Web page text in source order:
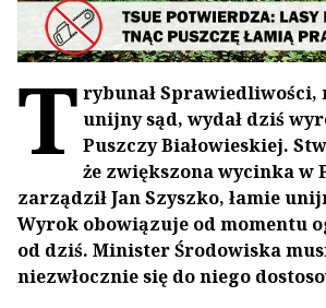
T rybunał Sprawiedliwości,
unijny sąd, wydał dziś
Puszczy Białowieskiej.
że zwiększona wycinka w
zarządził Jan Szyszko, łamie
Wyrok obowiązuje od momentu
od dziś. Minister Środowiska
niezwłocznie się do niego